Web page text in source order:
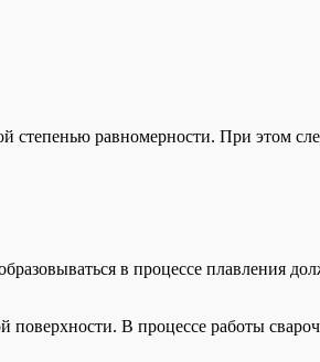
равномерности. При этом
в процессе плавления
поверхности. В процессе работы